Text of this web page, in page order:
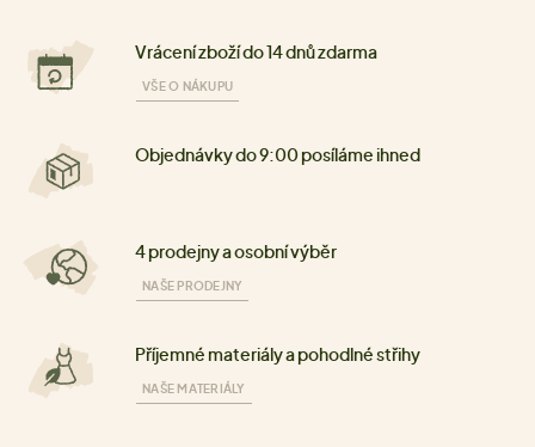
Vrácení zboží do 14 dnů zdarma
VŠE O NÁKUPU
Objednávky do 9:00 posíláme ihned
4 prodejny a osobní výběr
NAŠE PRODEJNY
Příjemné materiály a pohodlné střihy
NAŠE MATERIÁLY